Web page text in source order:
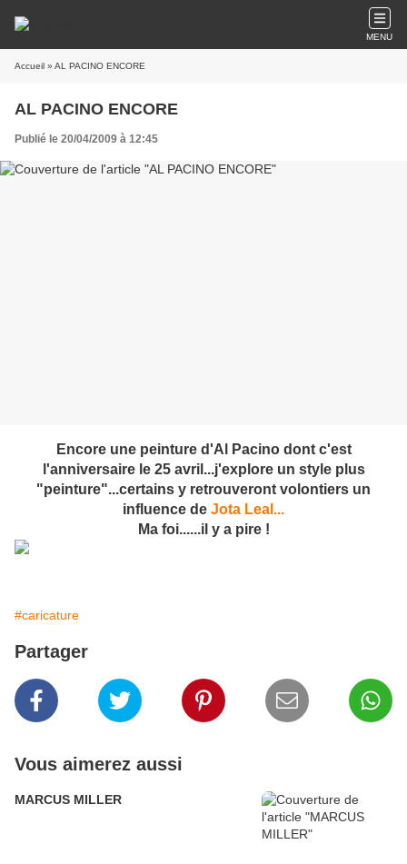
MENU
Accueil » AL PACINO ENCORE
AL PACINO ENCORE
Publié le 20/04/2009 à 12:45
Encore une peinture d'Al Pacino dont c'est
l'anniversaire le 25 avril...j'explore un style plus
"peinture"...certains y retrouveront volontiers un
influence de Jota Leal...
Ma foi......il y a pire !
#caricature
Partager
Vous aimerez aussi
MARCUS MILLER